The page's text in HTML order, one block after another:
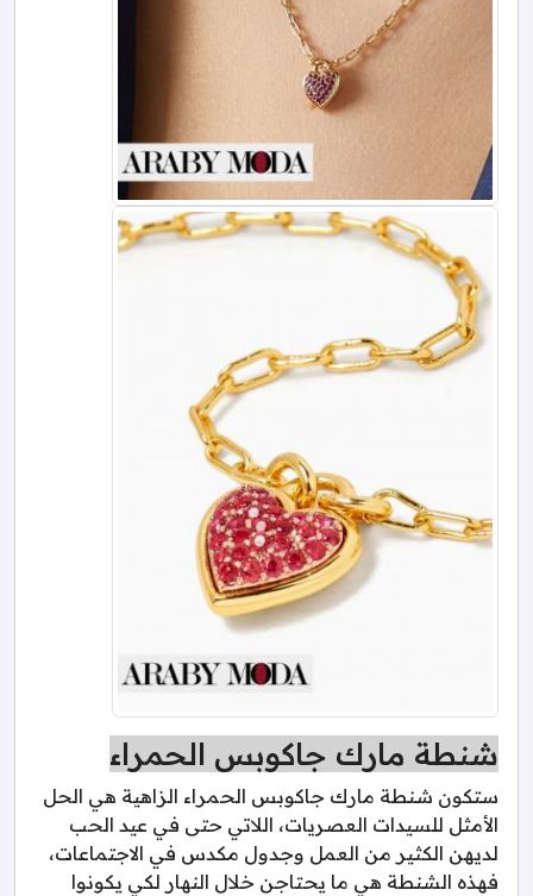
شنطة مارك جاكوبس الحمراء
ستكون شنطة مارك جاكوبس الحمراء الزاهية هي الحل
الأمثل للسيدات العصريات، اللاتي حتى في عيد الحب
لديهن الكثير من العمل وجدول مكدس في الاجتماعات،
فهذه الشنطة هي ما يحتاجن خلال النهار لكي يكونوا